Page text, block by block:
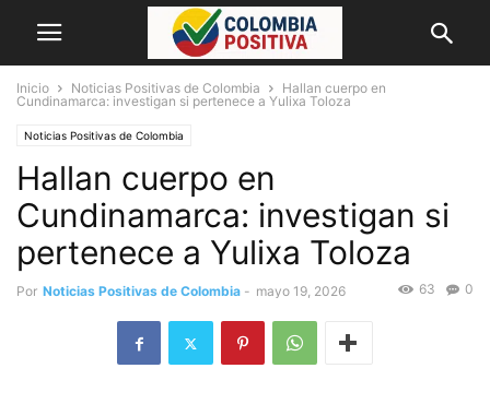
Inicio Noticias Positivas de Colombia
Hallan cuerpo en
Cundinamarca: investigan si pertenece a Yulixa Toloza
Noticias Positivas de Colombia
Hallan cuerpo en
Cundinamarca: investigan si
pertenece a Yulixa Toloza
Por Noticias Positivas de Colombia - mayo 19, 2026 0
63